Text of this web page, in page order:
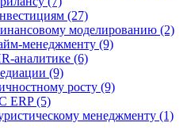
(27)
моделированию (2)
менеджменту (9)
аналитике (6)
(9)
росту (9)
ERP (5)
менеджменту (1)